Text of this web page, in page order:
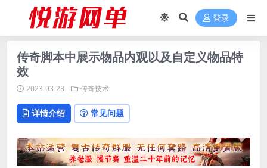
登录
传奇脚本中展示物品内观以及自定义物品特
效
2023-03-23 传奇技术
详情介绍 常见问题